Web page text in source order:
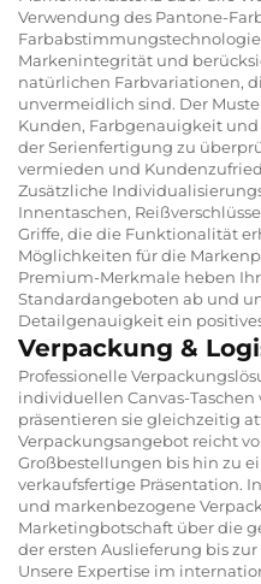
Verwendung des Pantone-
Markenintegrität und
natürlichen Farbvariationen,
unvermeidlich sind. Der
Kunden, Farbgenauigkeit
der Serienfertigung zu
vermieden und
Zusätzliche
Innentaschen,
Griffe, die die Funktionalität
Möglichkeiten für die
Premium-Merkmale heben
Standardangeboten ab und
Detailgenauigkeit ein
Verpackung &
Professionelle
individuellen Canvas-Taschen
präsentieren sie gleichzeitig
Verpackungsangebot reicht
Großbestellungen bis hin zu
verkaufsfertige Präsentation.
und markenbezogene
Marketingbotschaft über die
der ersten Auslieferung bis
Unsere Expertise im